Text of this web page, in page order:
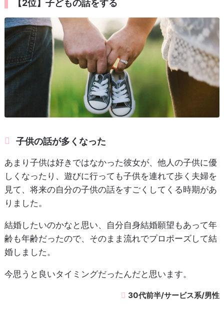
【2位】子どもの話をする
子供の話が多くなった
あまり子供は好きではなかった彼女が、他人の子供に優
しくなったり、遊びに行っても子供を連れて歩く夫婦を
見て、将来の自分の子供の話をすごくしてくる時期があ
りました。
結婚したいのかなと思い、自分自身結婚願望もあって年
齢も年齢だったので、そのまま流れでプロポーズして結
婚しました。
今思うと良いタイミングだったんだと思います。
30代前半/サービス系/男性